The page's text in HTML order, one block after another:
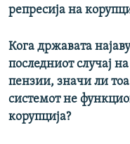
репресија на
Кога државата
последниот случај
пензии, значи ли
системот не
корупција?